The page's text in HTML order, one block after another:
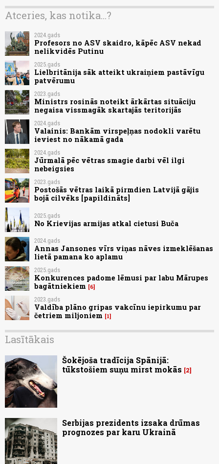
Atceries, kas notika...?
2024.gads
Profesors no ASV skaidro, kāpēc ASV nekad
nelikvidēs Putinu
2025.gads
Lielbritānija sāk atteikt ukraiņiem pastāvīgu
patvērumu
2023.gads
Ministrs rosinās noteikt ārkārtas situāciju
negaisa vissmagāk skartajās teritorijās
2024.gads
Valainis: Bankām virspeļņas nodokli varētu
ieviest no nākamā gada
2024.gads
Jūrmalā pēc vētras smagie darbi vēl ilgi
nebeigsies
2023.gads
Postošās vētras laikā pirmdien Latvijā gājis
bojā cilvēks [papildināts]
2025.gads
No Krievijas armijas atkal cietusi Buča
2024.gads
Annas Jansones vīrs viņas nāves izmeklēšanas
lietā pamana ko aplamu
2025.gads
Konkurences padome lēmusi par labu Mārupes
bagātniekiem
6
2023.gads
Valdība plāno gripas vakcīnu iepirkumu par
četriem miljoniem
1
Lasītākais
Šokējoša tradīcija Spānijā:
tūkstošiem suņu mirst mokās
2
Serbijas prezidents izsaka drūmas
prognozes par karu Ukrainā